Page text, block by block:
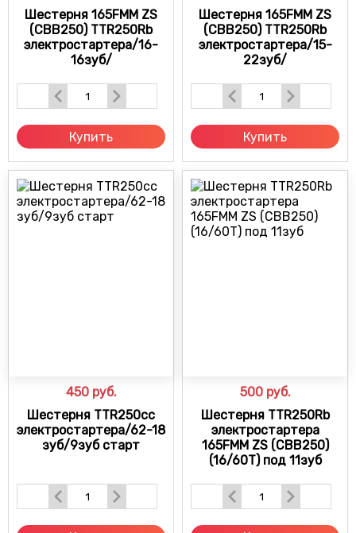
Шестерня 165FMM ZS
(CBB250) TTR250Rb
электростартера/16-
16зуб/
Купить
Шестерня 165FMM ZS
(CBB250) TTR250Rb
электростартера/15-
22зуб/
Купить
450 руб.
Шестерня TTR250cc
электростартера/62-18
зуб/9зуб старт
500 руб.
Шестерня TTR250Rb
электростартера
165FMM ZS (CBB250)
(16/60T) под 11зуб